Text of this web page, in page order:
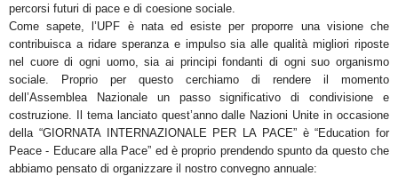
percorsi futuri di pace e di coesione sociale.
Come sapete, l’UPF è nata ed esiste per proporre una visione che
contribuisca a ridare speranza e impulso sia alle qualità migliori riposte
nel cuore di ogni uomo, sia ai principi fondanti di ogni suo organismo
sociale. Proprio per questo cerchiamo di rendere il momento
dell’Assemblea Nazionale un passo significativo di condivisione e
costruzione. Il tema lanciato quest’anno dalle Nazioni Unite in occasione
della “GIORNATA INTERNAZIONALE PER LA PACE” è “Education for
Peace - Educare alla Pace” ed è proprio prendendo spunto da questo che
abbiamo pensato di organizzare il nostro convegno annuale: